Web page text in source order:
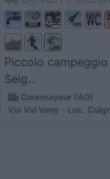
Piccolo
Seig...
Courmayeur (AO)
Via Val Veny - Loc.